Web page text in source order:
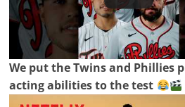
We put the Twins and Phillies
acting abilities to the test